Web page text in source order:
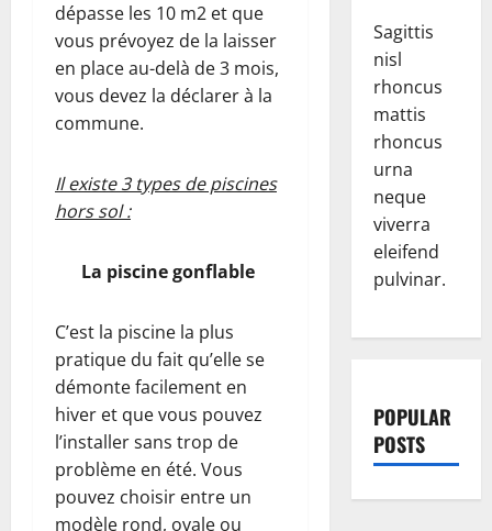
dépasse les 10 m2 et que
vous prévoyez de la laisser
en place au-delà de 3 mois,
vous devez la déclarer à la
commune.
Il existe 3 types de piscines
hors sol :
La piscine gonflable
C’est la piscine la plus
pratique du fait qu’elle se
démonte facilement en
hiver et que vous pouvez
l’installer sans trop de
problème en été. Vous
pouvez choisir entre un
modèle rond, ovale ou
Sagittis
nisl
rhoncus
mattis
rhoncus
urna
neque
viverra
eleifend
pulvinar.
POPULAR
POSTS